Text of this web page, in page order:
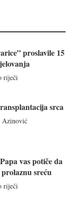
proslavile 15
riječi
srca
Azinović
vas potiče da
sreću
riječi